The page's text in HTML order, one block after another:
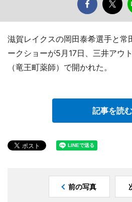
滋賀レイクスの岡田泰希選手と常
ークショーが5月17日、三井アウ
（竜王町薬師）で開かれた。
記事を読む
前の写真